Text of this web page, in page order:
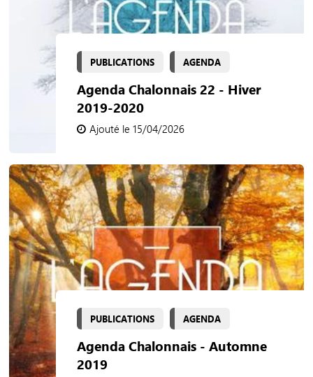
PUBLICATIONS AGENDA
Agenda Chalonnais 22 - Hiver
2019-2020
Ajouté le 15/04/2026
PUBLICATIONS AGENDA
Agenda Chalonnais - Automne
2019